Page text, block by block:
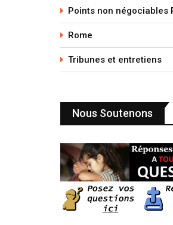
Points non négociables
Rome
Tribunes et entretiens
Nous Soutenons